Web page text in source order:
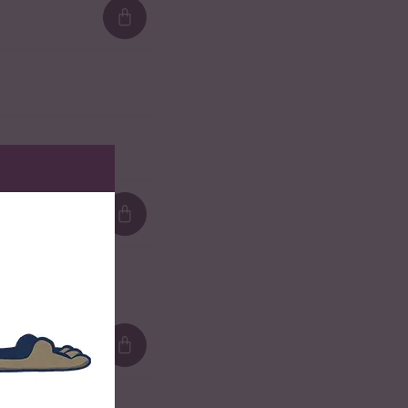
Loading...
Loading...
Loading...